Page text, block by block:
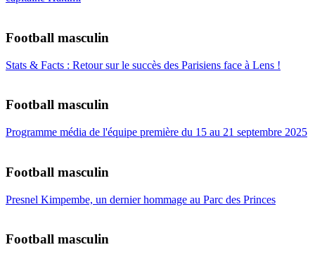
Football masculin
Stats & Facts : Retour sur le succès des Parisiens face à Lens !
Football masculin
Programme média de l'équipe première du 15 au 21 septembre 2025
Football masculin
Presnel Kimpembe, un dernier hommage au Parc des Princes
Football masculin